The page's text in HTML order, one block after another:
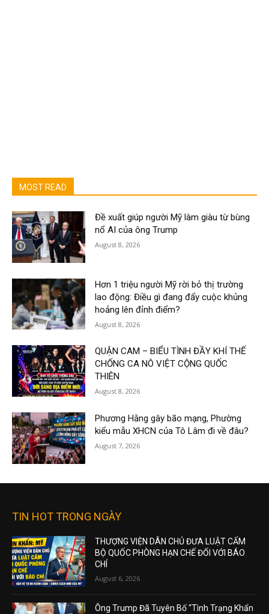
MOST READ
Đề xuất giúp người Mỹ làm giàu từ bùng
nổ AI của ông Trump
August 8, 2026
Hơn 1 triệu người Mỹ rời bỏ thị trường
lao động: Điều gì đang đẩy cuộc khủng
hoảng lên đỉnh điểm?
August 8, 2026
QUẬN CAM – BIỂU TÌNH ĐẦY KHÍ THẾ
CHỐNG CA NÔ VIỆT CỘNG QUỐC
THIÊN
August 8, 2026
Phương Hằng gây bão mạng, Phường
kiểu mẫu XHCN của Tô Lâm đi về đâu?
August 7, 2026
TIN HOT TRONG NGÀY
THƯỢNG VIỆN DÂN CHỦ ĐƯA LUẬT CẤM
BỘ QUỐC PHÒNG HẠN CHẾ ĐỐI VỚI BÁO
CHÍ
August 6, 2026
Ông Trump Đã Tuyên Bố “Tình Trạng Khẩn